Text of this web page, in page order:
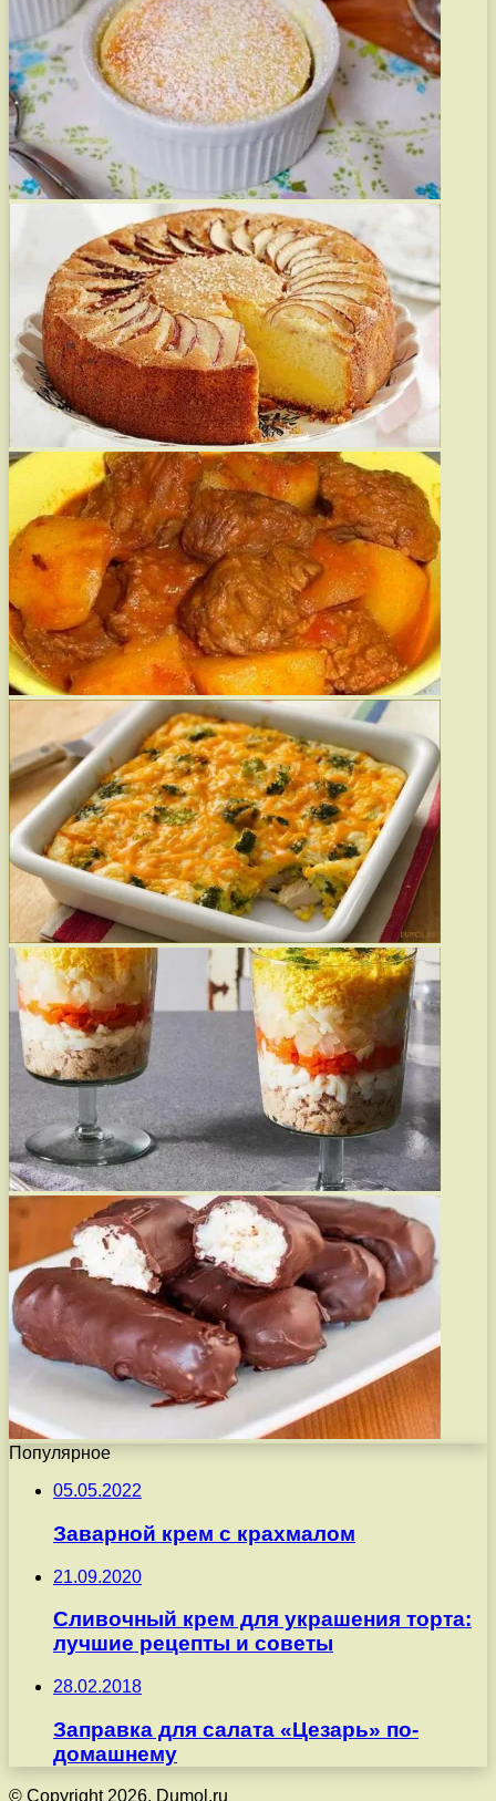
Популярное
05.05.2022
Заварной крем с крахмалом
21.09.2020
Сливочный крем для украшения торта:
лучшие рецепты и советы
28.02.2018
Заправка для салата «Цезарь» по-
домашнему
© Copyright 2026, Dumol.ru